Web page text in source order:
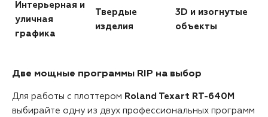
Интерьерная и
уличная
графика
Твердые
изделия
3D и изогнутые
объекты
Две мощные программы RIP на выбор
Для работы с плоттером Roland Texart RT-640M
выбирайте одну из двух профессиональных программ